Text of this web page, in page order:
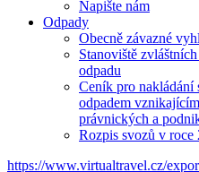
Napište nám
Odpady
Obecně závazné
Stanoviště
odpadu
Ceník pro nakládání
odpadem
právnických a
Rozpis svozů v roce
https://www.virtualtravel.cz/